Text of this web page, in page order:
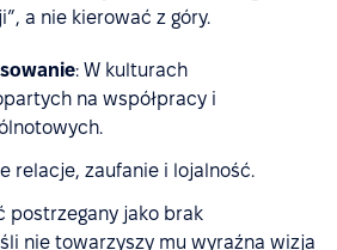
a nie kierować z góry.
: W kulturach
na współpracy i
relacje, zaufanie i lojalność.
postrzegany jako brak
nie towarzyszy mu wyraźna wizja